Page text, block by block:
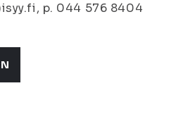
p. 044 576 8404